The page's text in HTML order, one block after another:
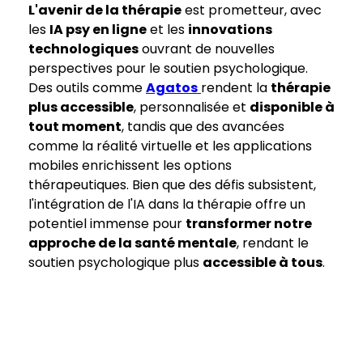
L'avenir de la thérapieest prometteur, avec
les IA psy en ligneet les innovations
technologiquesouvrant de nouvelles
perspectives pour le soutien psychologique.
Des outils commeAgatos rendent la thérapie
plus accessible, personnalisée et disponible à
tout moment, tandis que des avancées
comme la réalité virtuelle et les applications
mobiles enrichissent les options
thérapeutiques. Bien que des défis subsistent,
l'intégration de l'IA dans la thérapie offre un
potentiel immense pour transformer notre
approche de la santé mentale, rendant le
soutien psychologique plus accessible à tous.